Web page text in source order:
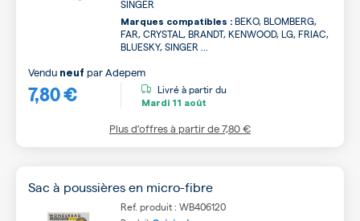
SINGER
Marques compatibles : BEKO, BLOMBERG,
FAR, CRYSTAL, BRANDT, KENWOOD, LG, FRIAC,
BLUESKY, SINGER ...
7,80 €
Vendu neuf parAdepem
Livré à partir du
Mardi 11 août
Plus d’offres à partir de7,80 €
Sac à poussières en micro-fibre
Ref. produit : WB406120